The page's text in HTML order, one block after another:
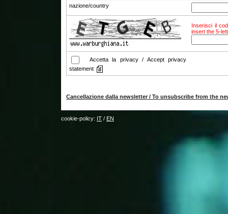
nazione/country
Inserisci il
insert the 5-
Accetta la privacy / Accept privacy
statement
Cancellazione dalla newsletter / To unsubscribe from the
cookie-policy: IT / EN